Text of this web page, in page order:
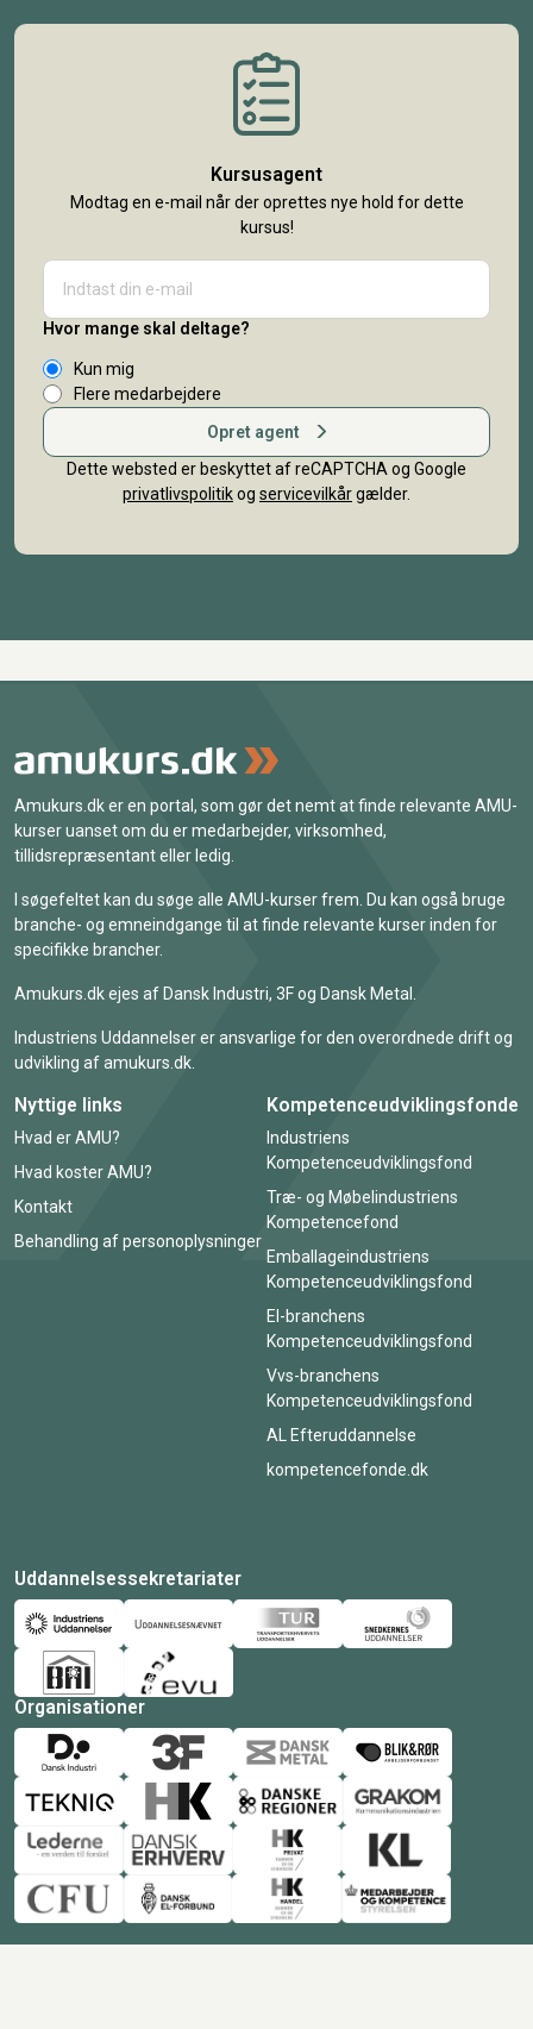
Kursusagent
Modtag en e-mail når der oprettes nye hold for dette
kursus!
Hvor mange skal deltage?
Kun mig
Flere medarbejdere
Opret agent
Dette websted er beskyttet af reCAPTCHA og Google
privatlivspolitikog servicevilkårgælder.
Amukurs.dk er en portal, som gør det nemt at finde relevante AMU-
kurser uanset om du er medarbejder, virksomhed,
tillidsrepræsentant eller ledig.
I søgefeltet kan du søge alle AMU-kurser frem. Du kan også bruge
branche- og emneindgange til at finde relevante kurser inden for
specifikke brancher.
Amukurs.dk ejes af Dansk Industri, 3F og Dansk Metal.
Industriens Uddannelser er ansvarlige for den overordnede drift og
udvikling af amukurs.dk.
Nyttige links
Hvad er AMU?
Hvad koster AMU?
Kontakt
Behandling af personoplysninger
Kompetenceudviklingsfonde
Industriens
Kompetenceudviklingsfond
Træ- og Møbelindustriens
Kompetencefond
Emballageindustriens
Kompetenceudviklingsfond
El-branchens
Kompetenceudviklingsfond
Vvs-branchens
Kompetenceudviklingsfond
AL Efteruddannelse
kompetencefonde.dk
Uddannelsessekretariater
Organisationer